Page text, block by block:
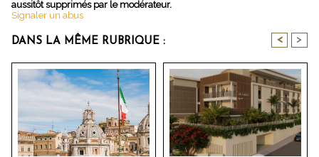
aussitôt supprimés par le modérateur.
Signaler un abus
DANS LA MÊME RUBRIQUE : < >